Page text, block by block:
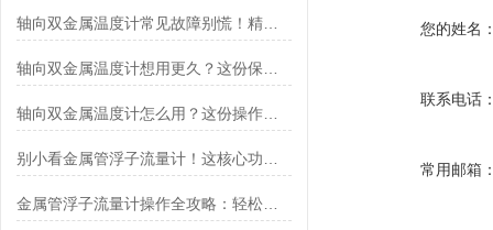
轴向双金属温度计常见故障别慌！精准定位，轻松搞定难题
轴向双金属温度计怎么用？这份操作指南，新手也能快速拿捏！
金属管浮子流量计操作全攻略：轻松拿捏，精准掌控每一步！
您的姓名
联系电话
常用邮箱